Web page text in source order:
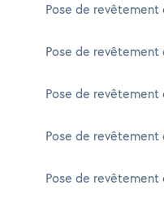
Pose de revêtement
Pose de revêtement
Pose de revêtement
Pose de revêtement
Pose de revêtement